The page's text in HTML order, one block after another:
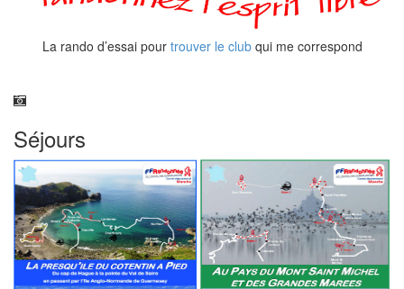
La rando d’essai pourtrouver le clubqui me correspond
Séjours